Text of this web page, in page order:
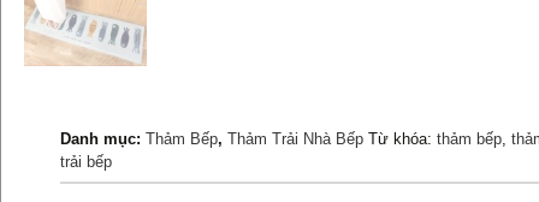
Danh mục: Thảm Bếp, Thảm Trải Nhà Bếp Từ khóa: thảm bếp,
trải bếp